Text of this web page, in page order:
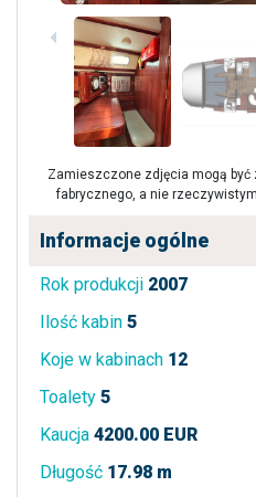
Zamieszczone zdjęcia mogą
fabrycznego, a nie
Informacje ogólne
Rok produkcji 2007
Ilość kabin 5
Koje w kabinach 12
Toalety 5
Kaucja 4200.00 EUR
Długość 17.98 m